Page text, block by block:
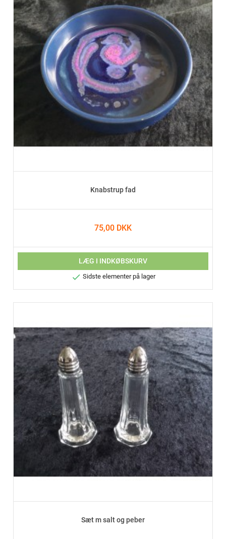
Knabstrup fad
75,00 DKK
LÆG I INDKØBSKURV
 Sidste elementer på lager
Sæt m salt og peber